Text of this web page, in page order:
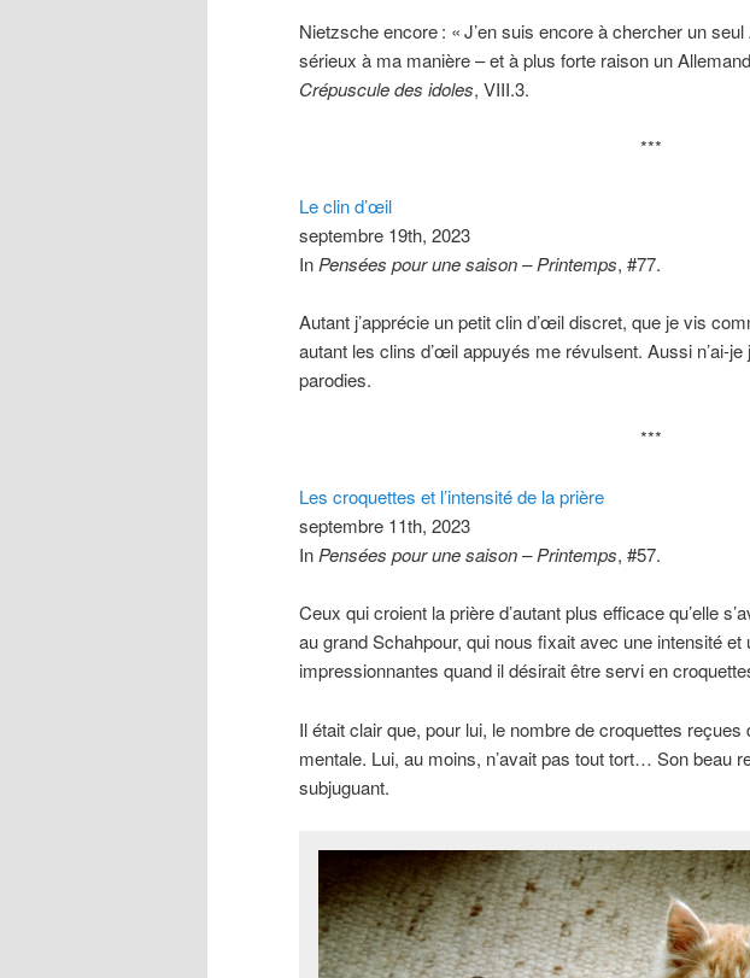
Nietzsche encore: «J’en suis encore à chercher un
sérieux à ma manière – et à plus forte raison un
Crépuscule des idoles, VIII.3.
***
Le clin d’œil
septembre 19th, 2023
In Pensées pour une saison – Printemps, #77.
Autant j’apprécie un petit clin d’œil discret, que je vis
autant les clins d’œil appuyés me révulsent. Aussi n’ai-
parodies.
***
Les croquettes et l’intensité de la prière
septembre 11th, 2023
In Pensées pour une saison – Printemps, #57.
Ceux qui croient la prière d’autant plus efficace qu’elle
au grand Schahpour, qui nous fixait avec une intensité et
impressionnantes quand il désirait être servi en
Il était clair que, pour lui, le nombre de croquettes
mentale. Lui, au moins, n’avait pas tout tort… Son beau
subjuguant.